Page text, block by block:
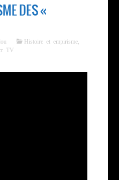
DES «
Histoire et empirisme
TV